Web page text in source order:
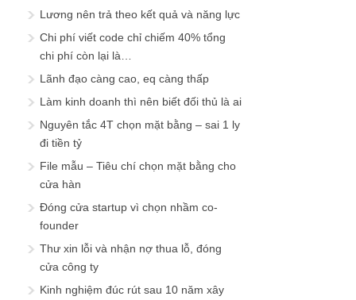
Lương nên trả theo kết quả và năng lực
Chi phí viết code chỉ chiếm 40% tổng
chi phí còn lại là…
Lãnh đạo càng cao, eq càng thấp
Làm kinh doanh thì nên biết đối thủ là ai
Nguyên tắc 4T chọn mặt bằng – sai 1 ly
đi tiền tỷ
File mẫu – Tiêu chí chọn mặt bằng cho
cửa hàn
Đóng cửa startup vì chọn nhầm co-
founder
Thư xin lỗi và nhận nợ thua lỗ, đóng
cửa công ty
Kinh nghiệm đúc rút sau 10 năm xây